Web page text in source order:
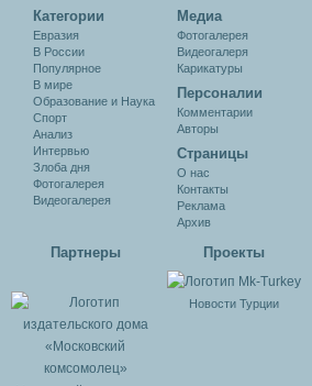
Категории
Евразия
В России
Популярное
В мире
Образование и Наука
Спорт
Анализ
Интервью
Злоба дня
Фотогалерея
Видеогалерея
Медиа
Фотогалерея
Видеогалеря
Карикатуры
Персоналии
Комментарии
Авторы
Cтраницы
О нас
Контакты
Реклама
Архив
Партнеры Проекты
Новости Турции